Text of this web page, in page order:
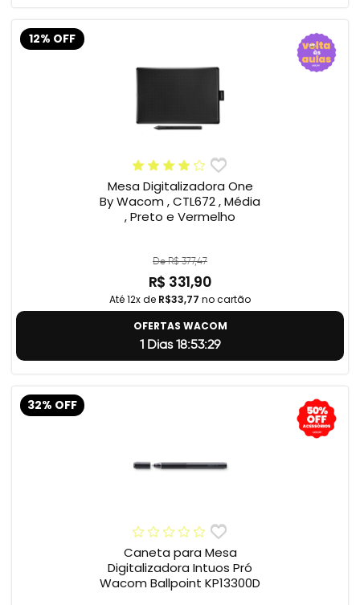
12% OFF
Mesa Digitalizadora One
By Wacom , CTL672 , Média
, Preto e Vermelho
De R$ 377,47
R$ 331,90
Até 12x de R$33,77 no cartão
OFERTAS WACOM
1 Dias 18:53:28
32% OFF
Caneta para Mesa
Digitalizadora Intuos Pró
Wacom Ballpoint KP13300D